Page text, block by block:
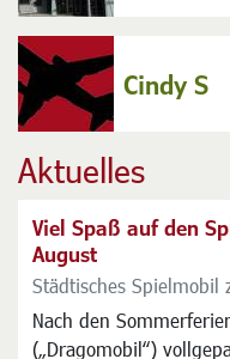
Cindy S
Aktuelles
Viel Spaß auf den
August
Städtisches Spielmobil
Nach den
(„Dragomobil“)